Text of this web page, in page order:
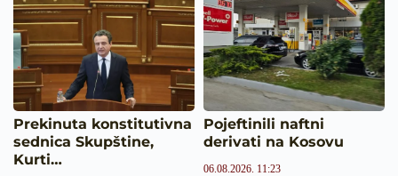
Prekinuta konstitutivna
sednica Skupštine,
Kurti…
Pojeftinili naftni
derivati na Kosovu
06.08.2026. 11:23